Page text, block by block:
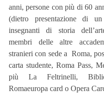
anni, persone con più di 60
(dietro presentazione di un
insegnanti di storia
membri delle altre
stranieri con sede a  Roma,
carta studente, Roma Pass,
più La Feltrinelli,
Romaeuropa card o Opera